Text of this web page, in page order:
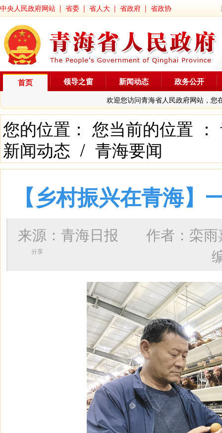
中央人民政府网站 | 省委 | 省人大 | 省政府 | 省政协
首页
欢迎您访问青海省人民政府网站，您
领导之窗 新闻动态 政务公开
您的位置： 您当前的位置 ：
新闻动态 / 青海要闻
【乡村振兴在青海
来源：青海日报 作者： 栾
分享